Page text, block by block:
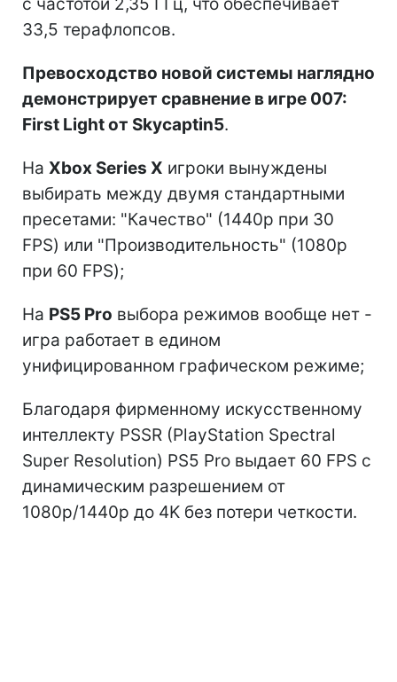
33,5 терафлопсов.
Превосходство новой системы наглядно
демонстрирует сравнение в игре 007:
First Light от Skycaptin5.
На Xbox Series X игроки вынуждены
выбирать между двумя стандартными
пресетами: "Качество" (1440p при 30
FPS) или "Производительность" (1080p
при 60 FPS);
На PS5 Pro выбора режимов вообще нет -
игра работает в едином
унифицированном графическом режиме;
Благодаря фирменному искусственному
интеллекту PSSR (PlayStation Spectral
Super Resolution) PS5 Pro выдает 60 FPS с
динамическим разрешением от
1080p/1440p до 4K без потери четкости.